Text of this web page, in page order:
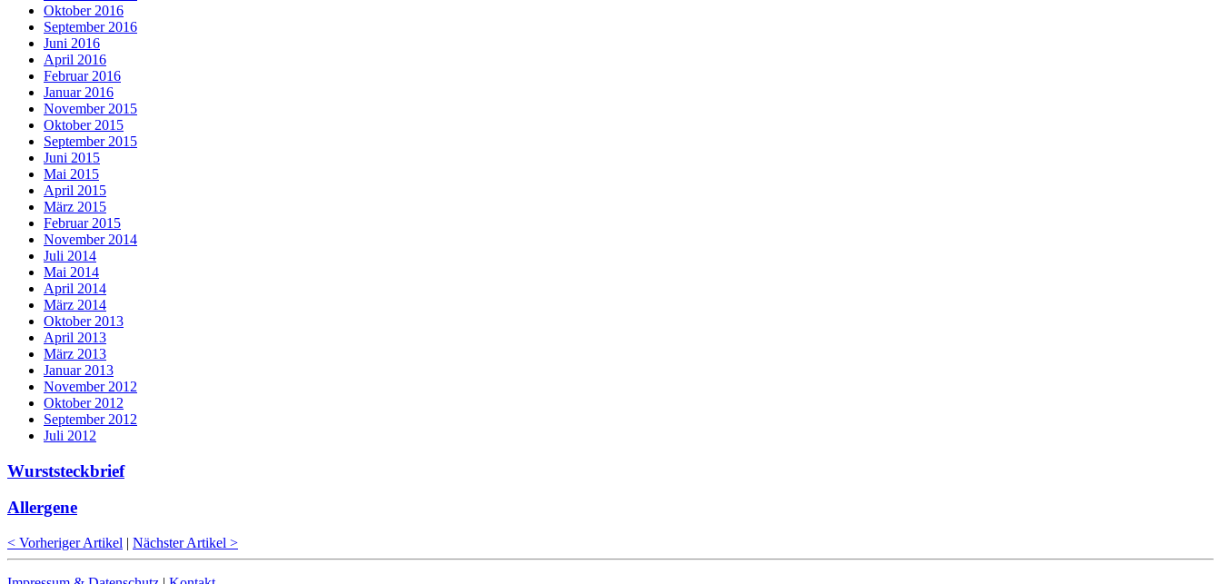
Oktober 2016
September 2016
Juni 2016
April 2016
Februar 2016
Januar 2016
November 2015
Oktober 2015
September 2015
Juni 2015
Mai 2015
April 2015
März 2015
Februar 2015
November 2014
Juli 2014
Mai 2014
April 2014
März 2014
Oktober 2013
April 2013
März 2013
Januar 2013
November 2012
Oktober 2012
September 2012
Juli 2012
Wurststeckbrief
Allergene
< Vorheriger Artikel | Nächster Artikel >